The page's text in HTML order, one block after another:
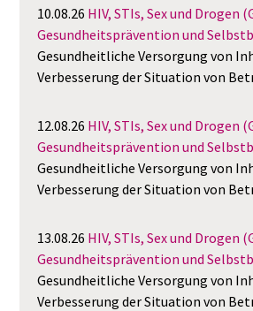
10.08.26 HIV, STIs, Sex und Drogen
Gesundheitsprävention und
Gesundheitliche Versorgung von
Verbesserung der Situation von
12.08.26 HIV, STIs, Sex und Drogen
Gesundheitsprävention und
Gesundheitliche Versorgung von
Verbesserung der Situation von
13.08.26 HIV, STIs, Sex und Drogen
Gesundheitsprävention und
Gesundheitliche Versorgung von
Verbesserung der Situation von